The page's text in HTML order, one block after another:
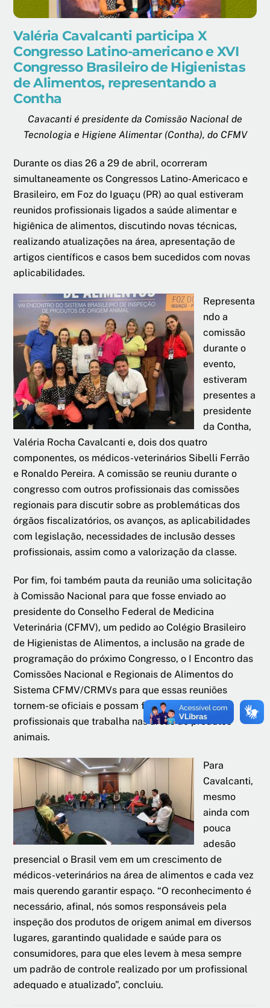
Valéria Cavalcanti participa X
Congresso Latino-americano e XVI
Congresso Brasileiro de Higienistas
de Alimentos, representando a
Contha
Cavacanti é presidente da Comissão Nacional de
Tecnologia e Higiene Alimentar (Contha), do CFMV
Durante os dias 26 a 29 de abril, ocorreram
simultaneamente os Congressos Latino-Americaco e
Brasileiro, em Foz do Iguaçu (PR) ao qual estiveram
reunidos profissionais ligados a saúde alimentar e
higiênica de alimentos, discutindo novas técnicas,
realizando atualizações na área, apresentação de
artigos científicos e casos bem sucedidos com novas
aplicabilidades.
Representa
ndo a
comissão
durante o
evento,
estiveram
presentes a
presidente
da Contha,
Valéria Rocha Cavalcanti e, dois dos quatro
componentes, os médicos-veterinários Sibelli Ferrão
e Ronaldo Pereira. A comissão se reuniu durante o
congresso com outros profissionais das comissões
regionais para discutir sobre as problemáticas dos
órgãos fiscalizatórios, os avanços, as aplicabilidades
com legislação, necessidades de inclusão desses
profissionais, assim como a valorização da classe.
Por fim, foi também pauta da reunião uma solicitação
à Comissão Nacional para que fosse enviado ao
presidente do Conselho Federal de Medicina
Veterinária (CFMV), um pedido ao Colégio Brasileiro
de Higienistas de Alimentos, a inclusão na grade de
programação do próximo Congresso, o I Encontro das
Comissões Nacional e Regionais de Alimentos do
Sistema CFMV/CRMVs para que essas reuniões
tornem-se oficiais e possam fortalecer os
profissionais que trabalha nas áreas de produtos
animais.
Para
Cavalcanti,
mesmo
ainda com
pouca
adesão
presencial o Brasil vem em um crescimento de
médicos-veterinários na área de alimentos e cada vez
mais querendo garantir espaço. “O reconhecimento é
necessário, afinal, nós somos responsáveis pela
inspeção dos produtos de origem animal em diversos
lugares, garantindo qualidade e saúde para os
consumidores, para que eles levem à mesa sempre
um padrão de controle realizado por um profissional
adequado e atualizado”, concluiu.